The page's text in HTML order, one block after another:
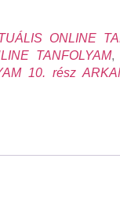
ONLINE
TANFOLYAM,
10. rész